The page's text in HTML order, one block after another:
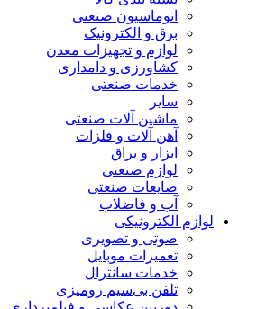
اتوماسیون صنعتی
برق و الکترونیک
لوازم و تجهیزات معدن
کشاورزی و دامداری
خدمات صنعتی
سایر
ماشین آلات صنعتی
آهن آلات و فلزات
ابزار و یراق
لوازم صنعتی
ضایعات صنعتی
آب و فاضلاب
لوازم الکترونیکی
صوتی و تصویری
تعمیرات موبایل
خدمات سانترال
تلفن بی‌سیم رومیزی